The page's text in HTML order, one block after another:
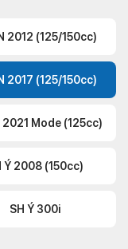
2012 (125/150cc)
2017 (125/150cc)
2021 Mode (125cc)
Ý 2008 (150cc)
SH Ý 300i